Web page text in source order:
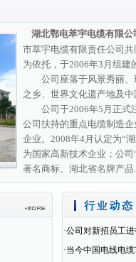
湖北鄂电萃宇电缆有限公
市萃宇电缆有限责任公司
为依托，于2006年3月组建
公司座落于风景秀丽、
之乡、世界文化遗产地及
公司于2006年5月正式
公司扶持的重点电缆制造
企业。2008年4月认定为“
为国家高新技术企业；公
著名商标、湖北省名牌产品
·公司对新招员工
·当今中国电线电